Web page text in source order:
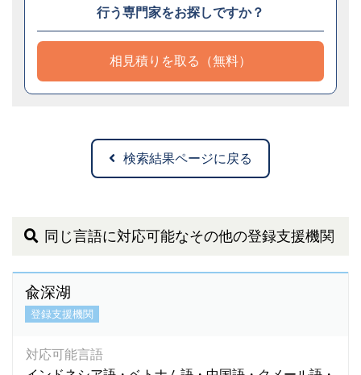
行う専門家をお探しですか？
相見積りを取る（無料）
検索結果ページに戻る
同じ言語に対応可能なその他の登録支援機関
兪深湖
登録支援機関
対応可能言語